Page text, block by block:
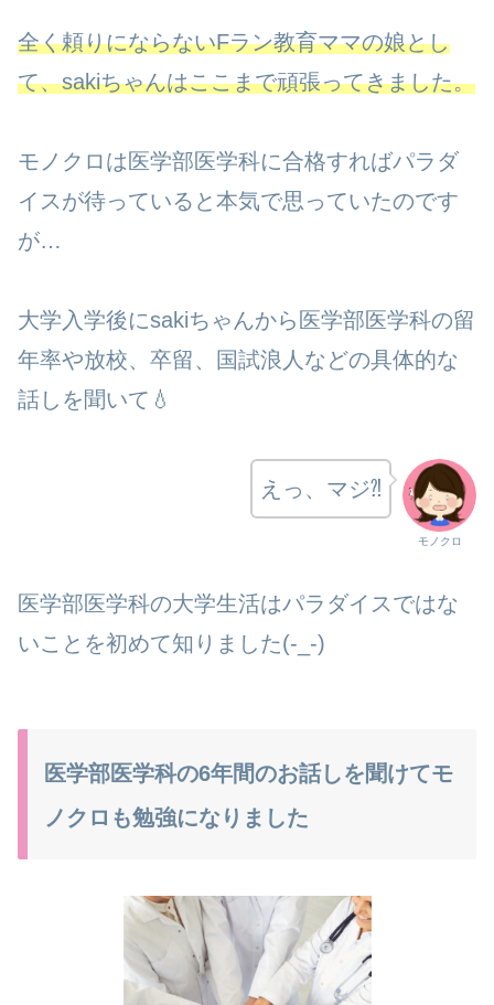
全く頼りにならないFラン教育ママの娘とし
て、sakiちゃんはここまで頑張ってきました。
モノクロは医学部医学科に合格すればパラダ
イスが待っていると本気で思っていたのです
が…
大学入学後にsakiちゃんから医学部医学科の留
年率や放校、卒留、国試浪人などの具体的な
話しを聞いて💧
モノクロ
えっ、マジ⁈
医学部医学科の大学生活はパラダイスではな
いことを初めて知りました(-_-)
医学部医学科の6年間のお話しを聞けてモ
ノクロも勉強になりました